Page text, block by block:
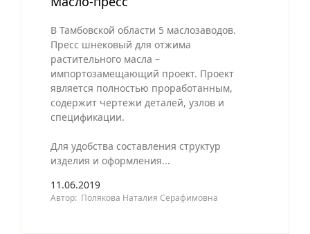
В Тамбовской области 5 маслозаводов.
Пресс шнековый для отжима
растительного масла –
импортозамещающий проект. Проект
является полностью проработанным,
содержит чертежи деталей, узлов и
спецификации.
Для удобства составления структур
изделия и оформления...
11.06.2019
Автор: Полякова Наталия Серафимовна